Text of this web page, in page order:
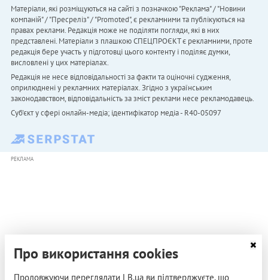
Матеріали, які розміщуються на сайті з позначкою "Реклама" / "Новини
компаній" / "Пресреліз" / "Promoted", є рекламними та публікуються на
правах реклами. Редакція може не поділяти погляди, які в них
представлені. Матеріали з плашкою СПЕЦПРОЄКТ є рекламними, проте
редакція бере участь у підготовці цього контенту і поділяє думки,
висловлені у цих матеріалах.
Редакція не несе відповідальності за факти та оціночні судження,
оприлюднені у рекламних матеріалах. Згідно з українським
законодавством, відповідальність за зміст реклами несе рекламодавець.
Cуб'єкт у сфері онлайн-медіа; ідентифікатор медіа - R40-05097
РЕКЛАМА
Про використання cookies
Продовжуючи переглядати LB.ua ви підтверджуєте, що